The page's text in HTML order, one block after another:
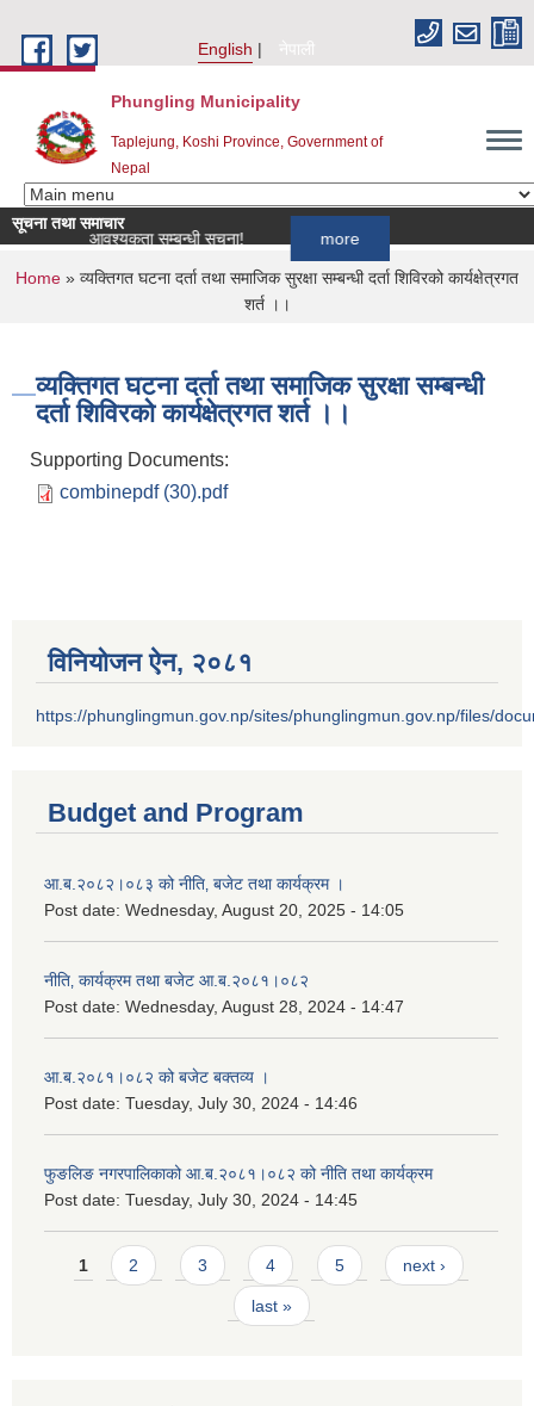
English
नेपाली
Phungling Municipality
Taplejung, Koshi Province, Government of
Nepal
सूचना तथा समाचार
आवश्यकता सम्बन्धी सूचना!
You are here
Home » व्यक्तिगत घटना दर्ता तथा समाजिक सुरक्षा सम्बन्धी दर्ता शिविरको कार्यक्षेत्रगत
शर्त ।।
व्यक्तिगत घटना दर्ता तथा समाजिक सुरक्षा सम्बन्धी
दर्ता शिविरको कार्यक्षेत्रगत शर्त ।।
Supporting Documents:
combinepdf (30).pdf
विनियोजन ऐन‚ २०८१
https://phunglingmun.gov.np/sites/phunglingmun.gov.np/files/
Budget and Program
आ.ब.२०८२।०८३ को नीति‚ बजेट तथा कार्यक्रम ।
Post date: Wednesday, August 20, 2025 - 14:05
नीति‚ कार्यक्रम तथा बजेट आ.ब.२०८१।०८२
Post date: Wednesday, August 28, 2024 - 14:47
आ.ब.२०८१।०८२ को बजेट बक्तव्य ।
Post date: Tuesday, July 30, 2024 - 14:46
फुङलिङ नगरपालिकाको आ.ब.२०८१।०८२ को नीति तथा कार्यक्रम
Post date: Tuesday, July 30, 2024 - 14:45
Pages
1 2 3 4 5 next ›
last »